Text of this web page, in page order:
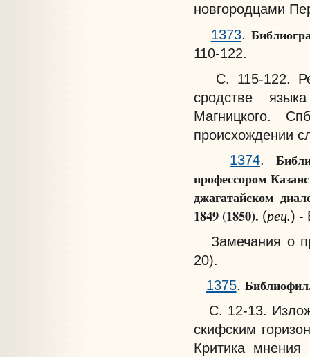
новгородцами
1373.
110-122.
С. 115-122.
сродстве
Магницкого.
происхождении
1374.
профессором
джагатайском
1849 (1850). (рец.) -
Замечания о
20).
1375.
С. 12-13.
скифским
Критика мнения